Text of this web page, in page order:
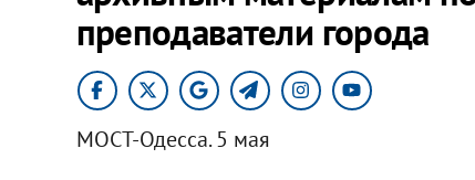
преподаватели города
МОСТ-Одесса. 5 мая